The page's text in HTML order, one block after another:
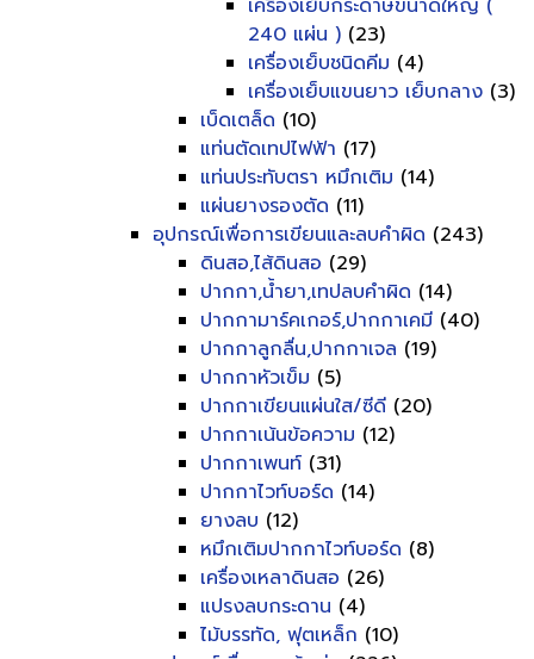
เครื่องเย็บกระดาษขนาดใหญ่ (
240 แผ่น ) (23)
เครื่องเย็บชนิดคีม (4)
เครื่องเย็บแขนยาว เย็บกลาง (3)
เบ็ดเตล็ด (10)
แท่นตัดเทปไฟฟ้า (17)
แท่นประทับตรา หมึกเติม (14)
แผ่นยางรองตัด (11)
อุปกรณ์เพื่อการเขียนและลบคำผิด (243)
ดินสอ,ไส้ดินสอ (29)
ปากกา,น้ำยา,เทปลบคำผิด (14)
ปากกามาร์คเกอร์,ปากกาเคมี (40)
ปากกาลูกลื่น,ปากกาเจล (19)
ปากกาหัวเข็ม (5)
ปากกาเขียนแผ่นใส/ซีดี (20)
ปากกาเน้นข้อความ (12)
ปากกาเพนท์ (31)
ปากกาไวท์บอร์ด (14)
ยางลบ (12)
หมึกเติมปากกาไวท์บอร์ด (8)
เครื่องเหลาดินสอ (26)
แปรงลบกระดาน (4)
ไม้บรรทัด, ฟุตเหล็ก (10)